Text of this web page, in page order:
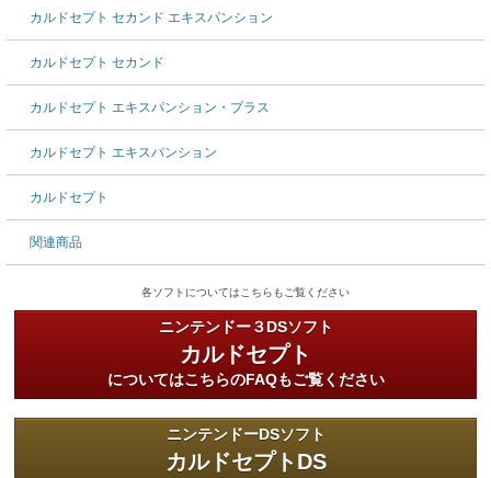
カルドセプト セカンド エキスパンション
カルドセプト セカンド
カルドセプト エキスパンション・プラス
カルドセプト エキスパンション
カルドセプト
関連商品
各ソフトについてはこちらもご覧ください
ニンテンドー３DSソフト
カルドセプト
についてはこちらのFAQもご覧ください
ニンテンドーDSソフト
カルドセプトDS